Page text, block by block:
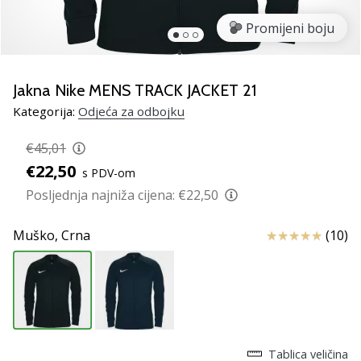
Pronađite
savršen
odbojku!
Pogledajte
naš
odaberite
obuću,
odjeću
opremu
najboljih
marki
na
tržištu.
Promijeni boju
Jakna Nike MENS TRACK JACKET 21
Kategorija: Odjeća za odbojku
€45,01
€22,50 s PDV-om
Posljednja najniža cijena: €22,50
Muško, Crna Ocjena (10)
Tablica veličina